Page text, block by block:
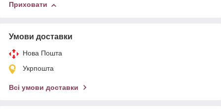
Приховати
Умови доставки
Нова Пошта
Укрпошта
Всі умови доставки